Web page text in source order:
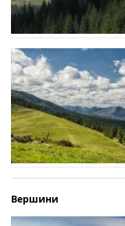
Вершини